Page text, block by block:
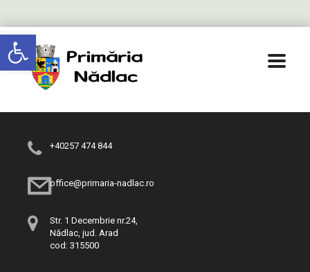
Deschide bara de unelte
+40257 474 844
office@primaria-nadlac.ro
Str. 1 Decembrie nr.24,
Nădlac, jud. Arad
cod: 315500